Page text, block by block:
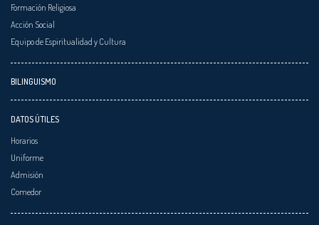
Formación Religiosa
Acción Social
Equipo de Espiritualidad y Cultura
BILINGUISMO
DATOS ÚTILES
Horarios
Uniforme
Admisión
Comedor